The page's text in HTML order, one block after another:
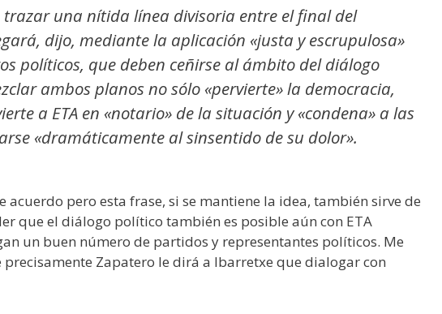
trazar una nítida línea divisoria entre el final del
dijo, mediante la aplicación «justa y escrupulosa»
políticos, que deben ceñirse al ámbito del diálogo
ambos planos no sólo «pervierte» la democracia,
a ETA en «notario» de la situación y «condena» a las
«dramáticamente al sinsentido de su dolor».
acuerdo pero esta frase, si se mantiene la idea, también sirve de
que el diálogo político también es posible aún con ETA
un buen número de partidos y representantes políticos. Me
precisamente Zapatero le dirá a Ibarretxe que dialogar con